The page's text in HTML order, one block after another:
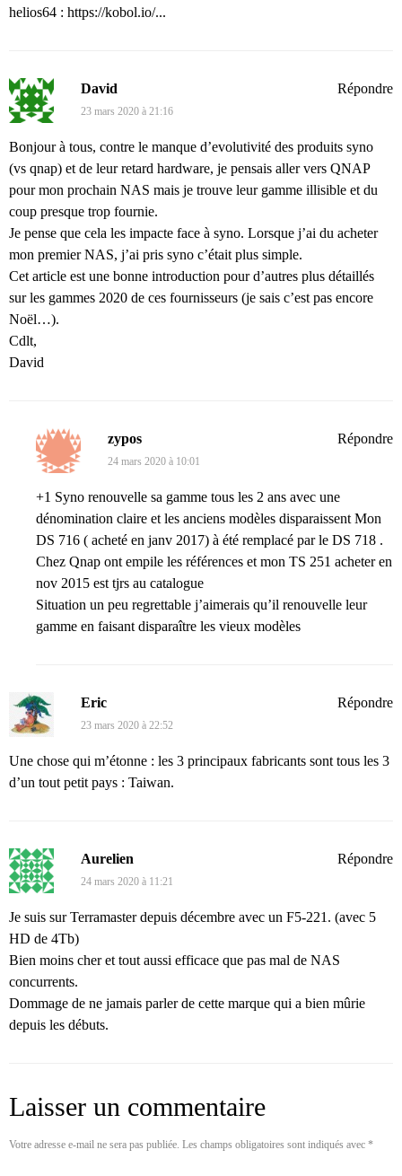
helios64 : https://kobol.io/...
David
23 mars 2020 à 21:16
Bonjour à tous, contre le manque d’evolutivité des produits syno
(vs qnap) et de leur retard hardware, je pensais aller vers QNAP
pour mon prochain NAS mais je trouve leur gamme illisible et du
coup presque trop fournie.
Je pense que cela les impacte face à syno. Lorsque j’ai du acheter
mon premier NAS, j’ai pris syno c’était plus simple.
Cet article est une bonne introduction pour d’autres plus détaillés
sur les gammes 2020 de ces fournisseurs (je sais c’est pas encore
Noël…).
Cdlt,
David
Répondre
zypos
24 mars 2020 à 10:01
+1 Syno renouvelle sa gamme tous les 2 ans avec une
dénomination claire et les anciens modèles disparaissent Mon
DS 716 ( acheté en janv 2017) à été remplacé par le DS 718 .
Chez Qnap ont empile les références et mon TS 251 acheter en
nov 2015 est tjrs au catalogue
Situation un peu regrettable j’aimerais qu’il renouvelle leur
gamme en faisant disparaître les vieux modèles
Répondre
Eric
23 mars 2020 à 22:52
Une chose qui m’étonne : les 3 principaux fabricants sont tous les 3
d’un tout petit pays : Taiwan.
Répondre
Aurelien
24 mars 2020 à 11:21
Je suis sur Terramaster depuis décembre avec un F5-221. (avec 5
HD de 4Tb)
Bien moins cher et tout aussi efficace que pas mal de NAS
concurrents.
Dommage de ne jamais parler de cette marque qui a bien mûrie
depuis les débuts.
Répondre
Laisser un commentaire
Votre adresse e-mail ne sera pas publiée. Les champs obligatoires sont indiqués avec *